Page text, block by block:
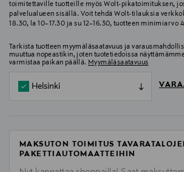
toimitettaville tuotteille myös Wolt-pikatoimituksen,
palvelualueen sisällä. Voit tehdä Wolt-tilauksia
18.30, la 10–17.30 ja su 12–16.30, tuotteen minimiarvo
Tarkista tuotteen myymäläsaatavuus ja
muuttua nopeastikin, joten tuotetiedoissa
varmistaa paikan päällä. Myymäläsaatavuus
Helsinki
MAKSUTON TOIMITUS
PAKETTIAUTOMAATTEIHIN